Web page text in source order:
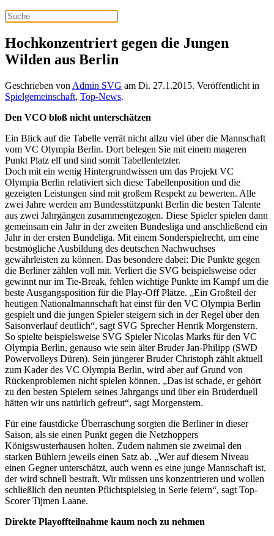
Hochkonzentriert gegen die Jungen
Wilden aus Berlin
Geschrieben von Admin SVG am Di. 27.1.2015. Veröffentlicht in
Spielgemeinschaft, Top-News.
Den VCO bloß nicht unterschätzen
Ein Blick auf die Tabelle verrät nicht allzu viel über die Mannschaft
vom VC Olympia Berlin. Dort belegen Sie mit einem mageren
Punkt Platz elf und sind somit Tabellenletzter.
Doch mit ein wenig Hintergrundwissen um das Projekt VC
Olympia Berlin relativiert sich diese Tabellenposition und die
gezeigten Leistungen sind mit großem Respekt zu bewerten. Alle
zwei Jahre werden am Bundesstützpunkt Berlin die besten Talente
aus zwei Jahrgängen zusammengezogen. Diese Spieler spielen dann
gemeinsam ein Jahr in der zweiten Bundesliga und anschließend ein
Jahr in der ersten Bundeliga. Mit einem Sonderspielrecht, um eine
bestmögliche Ausbildung des deutschen Nachwuchses
gewährleisten zu können. Das besondere dabei: Die Punkte gegen
die Berliner zählen voll mit. Verliert die SVG beispielsweise oder
gewinnt nur im Tie-Break, fehlen wichtige Punkte im Kampf um die
beste Ausgangsposition für die Play-Off Plätze. „Ein Großteil der
heutigen Nationalmannschaft hat einst für den VC Olympia Berlin
gespielt und die jungen Spieler steigern sich in der Regel über den
Saisonverlauf deutlich“, sagt SVG Sprecher Henrik Morgenstern.
So spielte beispielsweise SVG Spieler Nicolas Marks für den VC
Olympia Berlin, genauso wie sein älter Bruder Jan-Philipp (SWD
Powervolleys Düren). Sein jüngerer Bruder Christoph zählt aktuell
zum Kader des VC Olympia Berlin, wird aber auf Grund von
Rückenproblemen nicht spielen können. „Das ist schade, er gehört
zu den besten Spielern seines Jahrgangs und über ein Brüderduell
hätten wir uns natürlich gefreut“, sagt Morgenstern.
Für eine faustdicke Überraschung sorgten die Berliner in dieser
Saison, als sie einen Punkt gegen die Netzhoppers
Königswusterhausen holten. Zudem nahmen sie zweimal den
starken Bühlern jeweils einen Satz ab. „Wer auf diesem Niveau
einen Gegner unterschätzt, auch wenn es eine junge Mannschaft ist,
der wird schnell bestraft. Wir müssen uns konzentrieren und wollen
schließlich den neunten Pflichtspielsieg in Serie feiern“, sagt Top-
Scorer Tijmen Laane.
Direkte Playoffteilnahme kaum noch zu nehmen